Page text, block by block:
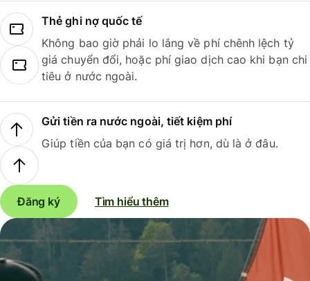
Thẻ ghi nợ quốc tế
Không bao giờ phải lo lắng về phí chênh lệch tỷ
giá chuyển đổi, hoặc phí giao dịch cao khi bạn chi
tiêu ở nước ngoài.
Gửi tiền ra nước ngoài, tiết kiệm phí
Giúp tiền của bạn có giá trị hơn, dù là ở đâu.
Đăng ký Tìm hiểu thêm